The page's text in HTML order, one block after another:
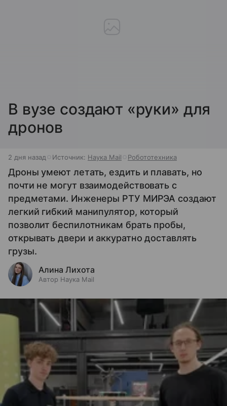
В вузе создают «руки» для
дронов
2 дня назад Источник: Наука Mail Робототехника
Дроны умеют летать, ездить и плавать, но
почти не могут взаимодействовать с
предметами. Инженеры РТУ МИРЭА создают
легкий гибкий манипулятор, который
позволит беспилотникам брать пробы,
открывать двери и аккуратно доставлять
грузы.
Алина Лихота
Автор Наука Mail